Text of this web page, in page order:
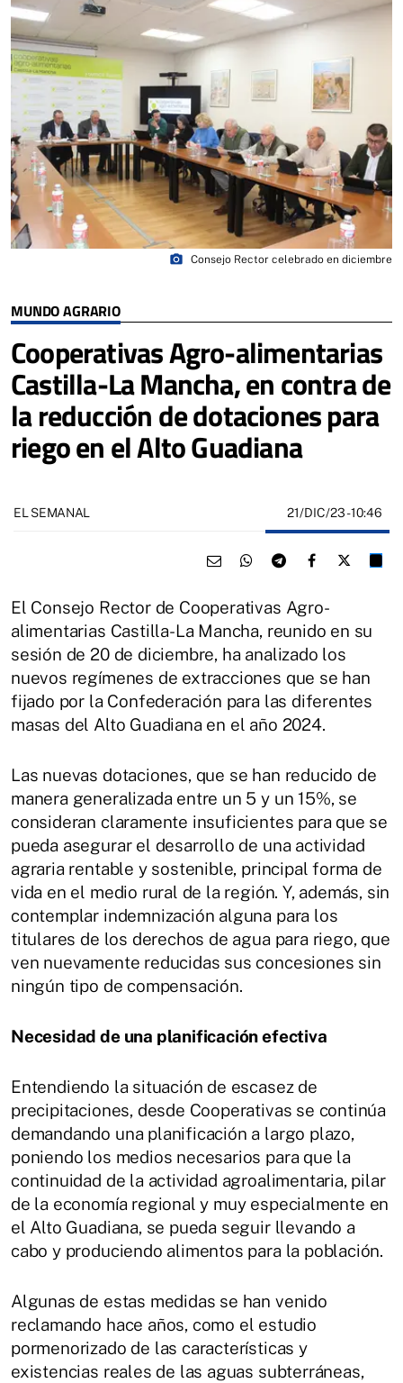
MUNDO AGRARIO
Cooperativas Agro-alimentarias
Castilla-La Mancha, en contra de
la reducción de dotaciones para
riego en el Alto Guadiana
photo_camera Consejo Rector celebrado en diciembre
EL SEMANAL 21/DIC/23- 10:46
El Consejo Rector de Cooperativas Agro-
alimentarias Castilla-La Mancha, reunido en su
sesión de 20 de diciembre, ha analizado los
nuevos regímenes de extracciones que se han
fijado por la Confederación para las diferentes
masas del Alto Guadiana en el año 2024.
Las nuevas dotaciones, que se han reducido de
manera generalizada entre un 5 y un 15%, se
consideran claramente insuficientes para que se
pueda asegurar el desarrollo de una actividad
agraria rentable y sostenible, principal forma de
vida en el medio rural de la región. Y, además, sin
contemplar indemnización alguna para los
titulares de los derechos de agua para riego, que
ven nuevamente reducidas sus concesiones sin
ningún tipo de compensación.
Necesidad de una planificación efectiva
Entendiendo la situación de escasez de
precipitaciones, desde Cooperativas se continúa
demandando una planificación a largo plazo,
poniendo los medios necesarios para que la
continuidad de la actividad agroalimentaria, pilar
de la economía regional y muy especialmente en
el Alto Guadiana, se pueda seguir llevando a
cabo y produciendo alimentos para la población.
Algunas de estas medidas se han venido
reclamando hace años, como el estudio
pormenorizado de las características y
existencias reales de las aguas subterráneas,